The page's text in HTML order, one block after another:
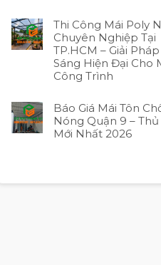
Thi Công Mái Poly
Chuyên Nghiệp Tại
TP.HCM – Giải
Sáng Hiện Đại Cho
Công Trình
Báo Giá Mái Tôn
Nóng Quận 9 –
Mới Nhất 2026